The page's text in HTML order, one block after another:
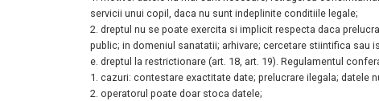
servicii unui copil, daca nu sunt indeplinite conditiile legale;
2. dreptul nu se poate exercita si implicit respecta daca
public; in domeniul sanatatii; arhivare; cercetare stiintifica sau
e. dreptul la restrictionare (art. 18, art. 19). Regulamentul
1. cazuri: contestare exactitate date; prelucrare ilegala; datele
2. operatorul poate doar stoca datele;